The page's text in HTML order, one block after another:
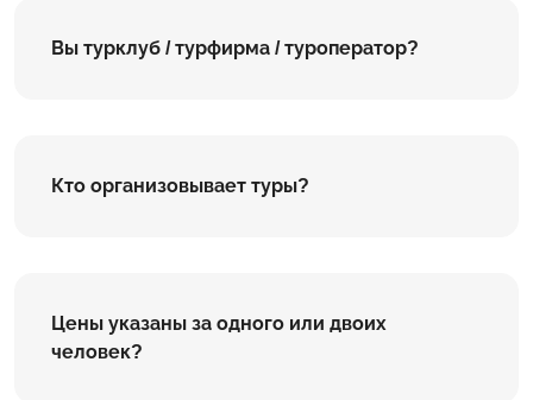
Вы турклуб / турфирма / туроператор?
Кто организовывает туры?
Цены указаны за одного или двоих
человек?